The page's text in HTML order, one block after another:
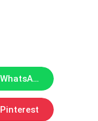
WhatsApp
Pinterest